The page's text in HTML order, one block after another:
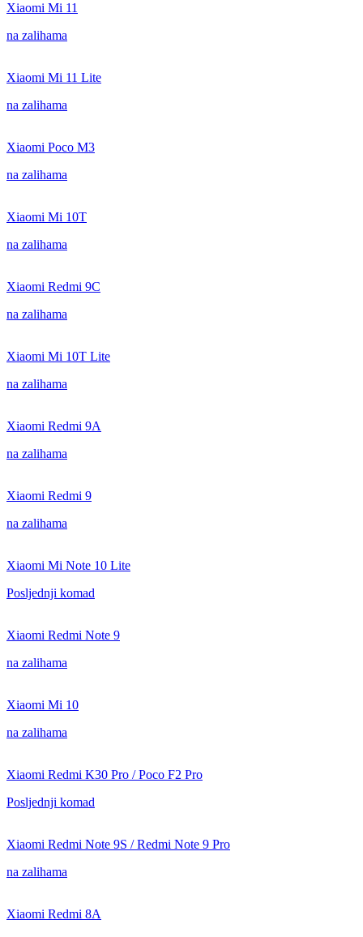
Xiaomi Mi 11
na zalihama
Xiaomi Mi 11 Lite
na zalihama
Xiaomi Poco M3
na zalihama
Xiaomi Mi 10T
na zalihama
Xiaomi Redmi 9C
na zalihama
Xiaomi Mi 10T Lite
na zalihama
Xiaomi Redmi 9A
na zalihama
Xiaomi Redmi 9
na zalihama
Xiaomi Mi Note 10 Lite
Posljednji komad
Xiaomi Redmi Note 9
na zalihama
Xiaomi Mi 10
na zalihama
Xiaomi Redmi K30 Pro / Poco F2 Pro
Posljednji komad
Xiaomi Redmi Note 9S / Redmi Note 9 Pro
na zalihama
Xiaomi Redmi 8A